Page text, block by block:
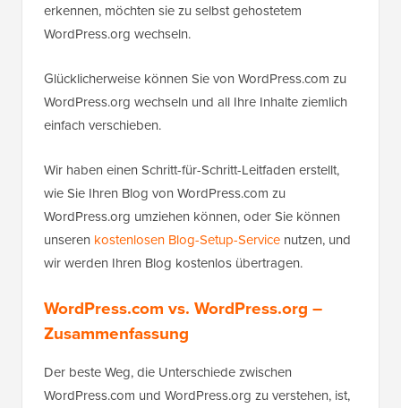
erkennen, möchten sie zu selbst gehostetem
WordPress.org wechseln.
Glücklicherweise können Sie von WordPress.com zu
WordPress.org wechseln und all Ihre Inhalte ziemlich
einfach verschieben.
Wir haben einen Schritt-für-Schritt-Leitfaden erstellt,
wie Sie Ihren Blog von WordPress.com zu
WordPress.org umziehen können, oder Sie können
unseren kostenlosen Blog-Setup-Service nutzen, und
wir werden Ihren Blog kostenlos übertragen.
WordPress.com vs. WordPress.org –
Zusammenfassung
Der beste Weg, die Unterschiede zwischen
WordPress.com und WordPress.org zu verstehen, ist,